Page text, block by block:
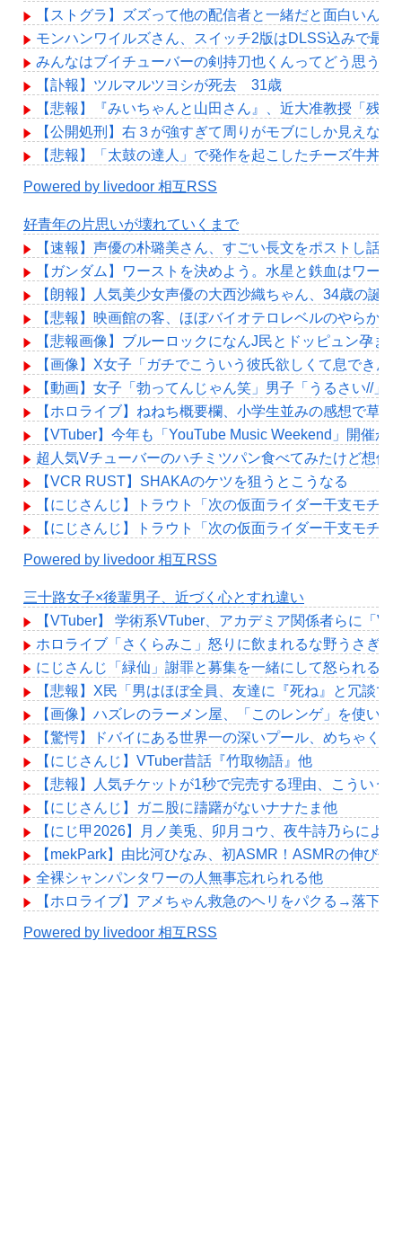
【ストグラ】ズズって他の配信者と一緒だと面白いんだ
モンハンワイルズさん、スイッチ2版はDLSS込みで最
みんなはブイチューバーの剣持刀也くんってどう思う？
【訃報】ツルマルツヨシが死去 31歳
【悲報】『みいちゃんと山田さん』、近大准教授「残
【公開処刑】右３が強すぎて周りがモブにしか見えな
【悲報】「太鼓の達人」で発作を起こしたチーズ牛丼
Powered by livedoor 相互RSS
好青年の片思いが壊れていくまで
【速報】声優の朴璐美さん、すごい長文をポストし話
【ガンダム】ワーストを決めよう。水星と鉄血はワー
【朗報】人気美少女声優の大西沙織ちゃん、34歳の誕
【悲報】映画館の客、ほぼバイオテロレベルのやらか
【悲報画像】ブルーロックになんJ民とドッピュン孕ま
【画像】X女子「ガチでこういう彼氏欲しくて息できん
【動画】女子「勃ってんじゃん笑」男子「うるさい//
【ホロライブ】ねねち概要欄、小学生並みの感想で草
【VTuber】今年も「YouTube Music Weekend」開催
超人気Vチューバーのハチミツパン食べてみたけど想
【VCR RUST】SHAKAのケツを狙うとこうなる
【にじさんじ】トラウト「次の仮面ライダー干支モチ
【にじさんじ】トラウト「次の仮面ライダー干支モチ
Powered by livedoor 相互RSS
三十路女子×後輩男子、近づく心とすれ違い
【VTuber】 学術系VTuber、アカデミア関係者らに「
ホロライブ「さくらみこ」怒りに飲まれるな野うさぎ
にじさんじ「緑仙」謝罪と募集を一緒にして怒られる
【悲報】X民「男はほぼ全員、友達に『死ね』と冗談
【画像】ハズレのラーメン屋、「このレンゲ」を使いが
【驚愕】ドバイにある世界一の深いプール、めちゃくち
【にじさんじ】VTuber昔話『竹取物語』他
【悲報】人気チケットが1秒で完売する理由、こういう
【にじさんじ】ガニ股に躊躇がないナナたま他
【にじ甲2026】月ノ美兎、卯月コウ、夜牛詩乃らによ
【mekPark】由比河ひなみ、初ASMR！ASMRの伸び代
全裸シャンパンタワーの人無事忘れられる他
【ホロライブ】アメちゃん救急のヘリをパクる→落下【
Powered by livedoor 相互RSS